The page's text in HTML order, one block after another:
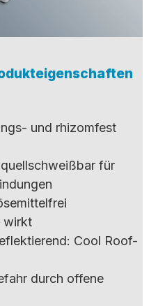
und rhizomfest
für
wirkt
Cool Roof-
durch offene